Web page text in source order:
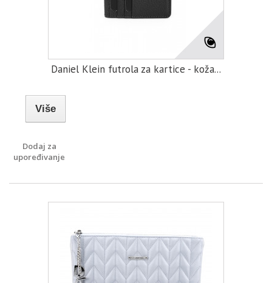
Daniel Klein futrola za kartice - koža...
Više
Dodaj za
upoređivanje